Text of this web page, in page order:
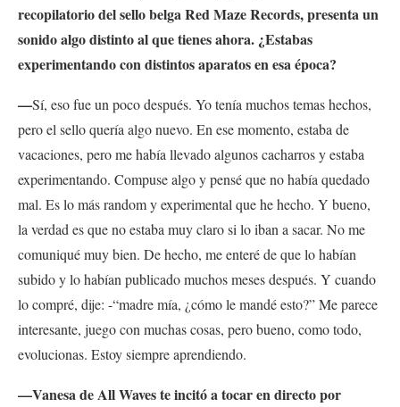
recopilatorio del sello belga Red Maze Records, presenta un
sonido algo distinto al que tienes ahora. ¿Estabas
experimentando con distintos aparatos en esa época?
—Sí, eso fue un poco después. Yo tenía muchos temas hechos,
pero el sello quería algo nuevo. En ese momento, estaba de
vacaciones, pero me había llevado algunos cacharros y estaba
experimentando. Compuse algo y pensé que no había quedado
mal. Es lo más random y experimental que he hecho. Y bueno,
la verdad es que no estaba muy claro si lo iban a sacar. No me
comuniqué muy bien. De hecho, me enteré de que lo habían
subido y lo habían publicado muchos meses después. Y cuando
lo compré, dije: -“madre mía, ¿cómo le mandé esto?” Me parece
interesante, juego con muchas cosas, pero bueno, como todo,
evolucionas. Estoy siempre aprendiendo.
—Vanesa de All Waves te incitó a tocar en directo por